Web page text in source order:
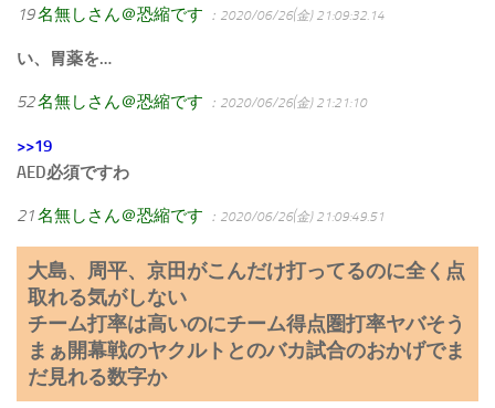
19名無しさん＠恐縮です ：2020/06/26(金) 21:09:32.14
い、胃薬を…
52名無しさん＠恐縮です ：2020/06/26(金) 21:21:10
>>19
AED必須ですわ
21名無しさん＠恐縮です ：2020/06/26(金) 21:09:49.51
大島、周平、京田がこんだけ打ってるのに全く点
取れる気がしない
チーム打率は高いのにチーム得点圏打率ヤバそう
まぁ開幕戦のヤクルトとのバカ試合のおかげでま
だ見れる数字か